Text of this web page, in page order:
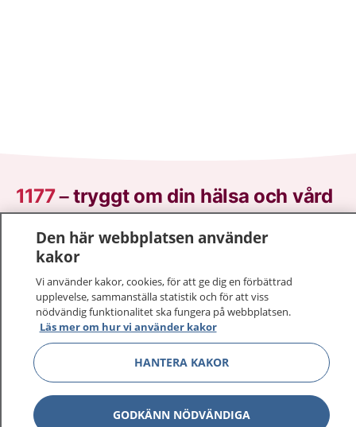
1177–tryggt om din hälsa och vård
På 1177.se får du råd om hälsa och information om
sjukdomar och vilka mottagningar du kan kontakta.
vårdärenden. Ring telefonnummer 1177 för
sjukvårdsrådgivning dygnet runt.
1177 ger dig råd när du vill må bättre.
Den här webbplatsen använder
kakor
Vi använder kakor, cookies, för att ge dig en förbättrad
upplevelse, sammanställa statistik och för att viss
nödvändig funktionalitet ska fungera på webbplatsen.
Läs mer om hur vi använder kakor
HANTERA KAKOR
GODKÄNN NÖDVÄNDIGA